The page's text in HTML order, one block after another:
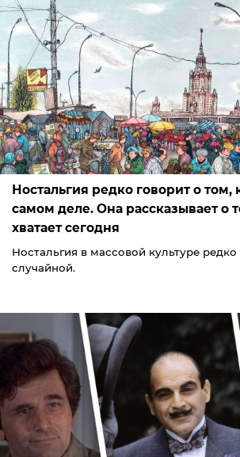
Ностальгия редко говорит о том,
самом деле. Она рассказывает о
хватает сегодня
Ностальгия в массовой культуре
случайной.